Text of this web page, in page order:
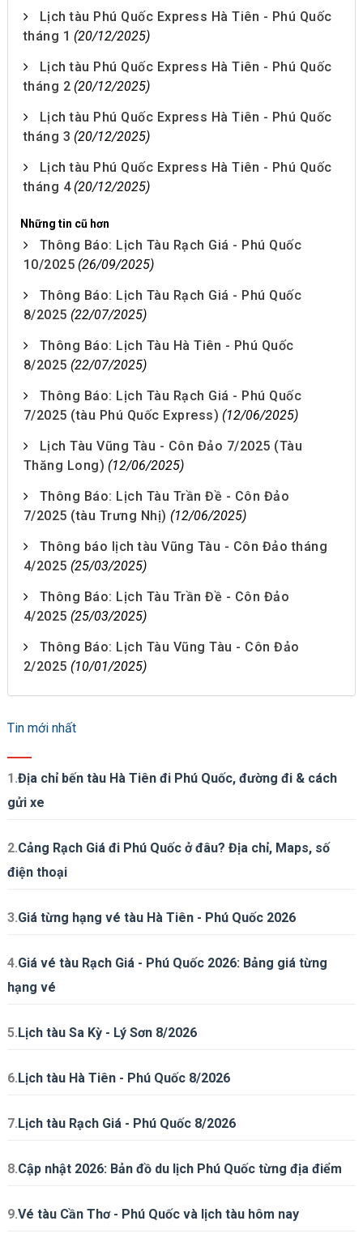
Lịch tàu Phú Quốc Express Hà Tiên - Phú Quốc
tháng 1 (20/12/2025)
Lịch tàu Phú Quốc Express Hà Tiên - Phú Quốc
tháng 2 (20/12/2025)
Lịch tàu Phú Quốc Express Hà Tiên - Phú Quốc
tháng 3 (20/12/2025)
Lịch tàu Phú Quốc Express Hà Tiên - Phú Quốc
tháng 4 (20/12/2025)
Những tin cũ hơn
Thông Báo: Lịch Tàu Rạch Giá - Phú Quốc
10/2025 (26/09/2025)
Thông Báo: Lịch Tàu Rạch Giá - Phú Quốc
8/2025 (22/07/2025)
Thông Báo: Lịch Tàu Hà Tiên - Phú Quốc
8/2025 (22/07/2025)
Thông Báo: Lịch Tàu Rạch Giá - Phú Quốc
7/2025 (tàu Phú Quốc Express) (12/06/2025)
Lịch Tàu Vũng Tàu - Côn Đảo 7/2025 (Tàu
Thăng Long) (12/06/2025)
Thông Báo: Lịch Tàu Trần Đề - Côn Đảo
7/2025 (tàu Trưng Nhị) (12/06/2025)
Thông báo lịch tàu Vũng Tàu - Côn Đảo tháng
4/2025 (25/03/2025)
Thông Báo: Lịch Tàu Trần Đề - Côn Đảo
4/2025 (25/03/2025)
Thông Báo: Lịch Tàu Vũng Tàu - Côn Đảo
2/2025 (10/01/2025)
Tin mới nhất
1.Địa chỉ bến tàu Hà Tiên đi Phú Quốc, đường đi & cách
gửi xe
2.Cảng Rạch Giá đi Phú Quốc ở đâu? Địa chỉ, Maps, số
điện thoại
3.Giá từng hạng vé tàu Hà Tiên - Phú Quốc 2026
4.Giá vé tàu Rạch Giá - Phú Quốc 2026: Bảng giá từng
hạng vé
5. Lịch tàu Sa Kỳ - Lý Sơn 8/2026
6. Lịch tàu Hà Tiên - Phú Quốc 8/2026
7. Lịch tàu Rạch Giá - Phú Quốc 8/2026
8.Cập nhật 2026: Bản đồ du lịch Phú Quốc từng địa điểm
9.Vé tàu Cần Thơ - Phú Quốc và lịch tàu hôm nay